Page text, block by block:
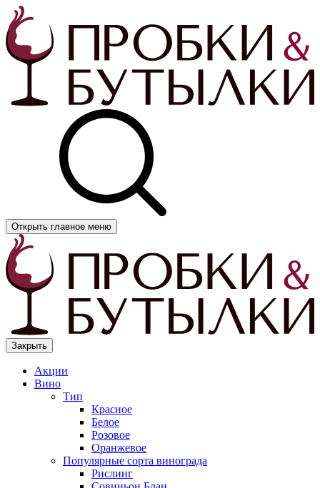
Открыть главное меню
Закрыть
Акции
Вино
Тип
Красное
Белое
Розовое
Оранжевое
Популярные сорта винограда
Рислинг